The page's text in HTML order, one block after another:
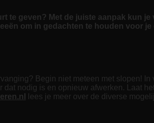
te geven? Met de juiste aanpak kun
om in gedachten te houden voor
Begin niet meteen met slopen!
nodig is en opnieuw afwerken. Laat
lees je meer over de diverse